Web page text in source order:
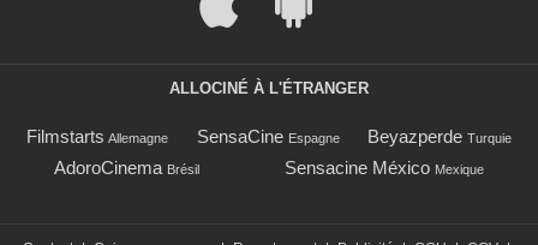
ALLOCINÉ À L'ÉTRANGER
Filmstarts Allemagne SensaCine Espagne Beyazperde Turquie
AdoroCinema Brésil Sensacine México Mexique